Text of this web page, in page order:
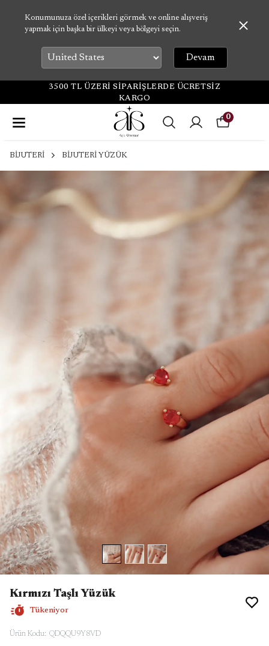
Konumunuza özel içerikleri görmek ve online alışveriş
yapmak için başka bir ülkeyi veya bölgeyi seçin.
Devam
3500 TL ÜZERİ SİPARİŞLERDE ÜCRETSİZ
KARGO
0
BİJUTERİ BİJUTERİ YÜZÜK
Kırmızı Taşlı Yüzük
Tükeniyor
Ürün Kodu: QDQQU9Y8VD